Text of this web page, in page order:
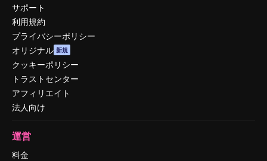
サポート
利用規約
プライバシーポリシー
オリジナル 新規
クッキーポリシー
トラストセンター
アフィリエイト
法人向け
運営
料金